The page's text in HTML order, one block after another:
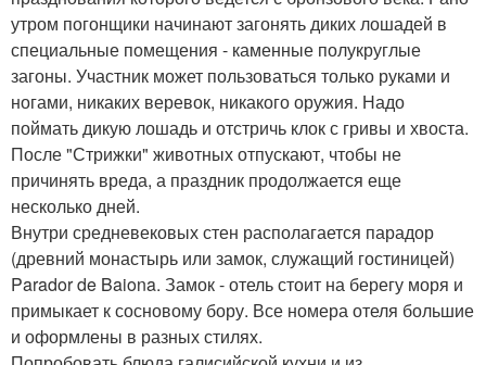
утром погонщики начинают загонять диких лошадей в
специальные помещения - каменные полукруглые
загоны. Участник может пользоваться только руками и
ногами, никаких веревок, никакого оружия. Надо
поймать дикую лошадь и отстричь клок с гривы и хвоста.
После "Стрижки" животных отпускают, чтобы не
причинять вреда, а праздник продолжается еще
несколько дней.
Внутри средневековых стен располагается парадор
(древний монастырь или замок, служащий гостиницей)
Parador de Baiona. Замок - отель стоит на берегу моря и
примыкает к сосновому бору. Все номера отеля большие
и оформлены в разных стилях.